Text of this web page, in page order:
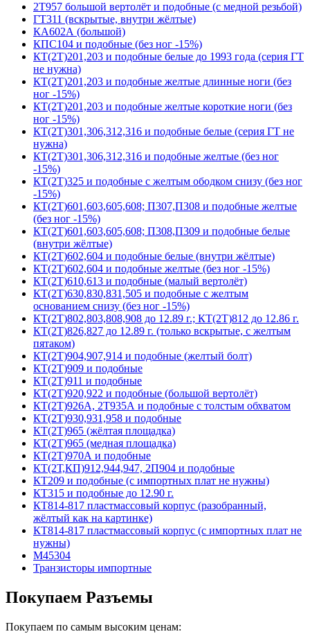
2Т957 большой вертолёт и подобные (с медной резьбой)
ГТ311 (вскрытые, внутри жёлтые)
КА602А (большой)
КПС104 и подобные (без ног -15%)
КТ(2Т)201,203 и подобные белые до 1993 года (серия ГТ
не нужна)
КТ(2Т)201,203 и подобные желтые длинные ноги (без
ног -15%)
КТ(2Т)201,203 и подобные желтые короткие ноги (без
ног -15%)
КТ(2Т)301,306,312,316 и подобные белые (серия ГТ не
нужна)
КТ(2Т)301,306,312,316 и подобные желтые (без ног
-15%)
КТ(2Т)325 и подобные с желтым ободком снизу (без ног
-15%)
КТ(2Т)601,603,605,608; П307,П308 и подобные желтые
(без ног -15%)
КТ(2Т)601,603,605,608; П308,П309 и подобные белые
(внутри жёлтые)
КТ(2Т)602,604 и подобные белые (внутри жёлтые)
КТ(2Т)602,604 и подобные желтые (без ног -15%)
КТ(2Т)610,613 и подобные (малый вертолёт)
КТ(2Т)630,830,831,505 и подобные с желтым
основанием снизу (без ног -15%)
КТ(2Т)802,803,808,908 до 12.89 г.; КТ(2Т)812 до 12.86 г.
КТ(2Т)826,827 до 12.89 г. (только вскрытые, с желтым
пятаком)
КТ(2Т)904,907,914 и подобные (желтый болт)
КТ(2Т)909 и подобные
КТ(2Т)911 и подобные
КТ(2Т)920,922 и подобные (большой вертолёт)
КТ(2Т)926А, 2Т935А и подобные с толстым обхватом
КТ(2Т)930,931,958 и подобные
КТ(2Т)965 (жёлтая площадка)
КТ(2Т)965 (медная площадка)
КТ(2Т)970А и подобные
КТ(2Т,КП)912,944,947, 2П904 и подобные
КТ209 и подобные (с импортных плат не нужны)
КТ315 и подобные до 12.90 г.
КТ814-817 пластмассовый корпус (разобранный,
жёлтый как на картинке)
КТ814-817 пластмассовый корпус (с импортных плат не
нужны)
М45304
Транзисторы импортные
Покупаем Разъемы
Покупаем по самым высоким ценам: